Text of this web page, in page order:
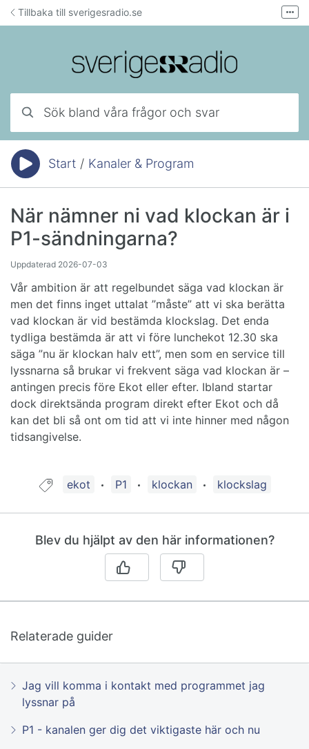
Hoppa till innehåll
Tillbaka till sverigesradio.se
Mejla lyssnarservice
Fler
Du är här:Start / Kanaler & Program
När nämner ni vad klockan är i
P1-sändningarna?
Uppdaterad 2026-07-03
Vår ambition är att regelbundet säga vad klockan är
men det finns inget uttalat ”måste” att vi ska berätta
vad klockan är vid bestämda klockslag. Det enda
tydliga bestämda är att vi före lunchekot 12.30 ska
säga ”nu är klockan halv ett”, men som en service till
lyssnarna så brukar vi frekvent säga vad klockan är –
antingen precis före Ekot eller efter. Ibland startar
dock direktsända program direkt efter Ekot och då
kan det bli så ont om tid att vi inte hinner med någon
tidsangivelse.
Guide taggad med:
ekot P1 klockan klockslag
Blev du hjälpt av den här informationen?
Relaterade guider
Jag vill komma i kontakt med programmet jag
lyssnar på
P1 - kanalen ger dig det viktigaste här och nu